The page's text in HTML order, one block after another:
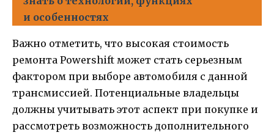
и особенностях
Важно отметить, что высокая стоимость
ремонта Powershift может стать серьезным
фактором при выборе автомобиля с данной
трансмиссией. Потенциальные владельцы
должны учитывать этот аспект при покупке и
рассмотреть возможность дополнительного